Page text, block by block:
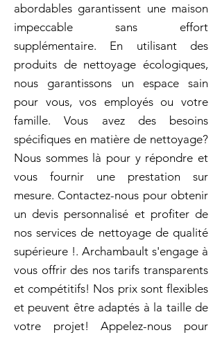
abordables garantissent une maison
impeccable sans effort
supplémentaire. En utilisant des
produits de nettoyage écologiques,
nous garantissons un espace sain
pour vous, vos employés ou votre
famille. Vous avez des besoins
spécifiques en matière de nettoyage?
Nous sommes là pour y répondre et
vous fournir une prestation sur
mesure. Contactez-nous pour obtenir
un devis personnalisé et profiter de
nos services de nettoyage de qualité
supérieure !. Archambault s'engage à
vous offrir des nos tarifs transparents
et compétitifs! Nos prix sont flexibles
et peuvent être adaptés à la taille de
votre projet! Appelez-nous pour